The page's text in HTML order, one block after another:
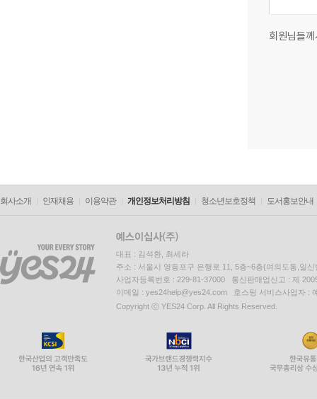
회원님들
회사소개 인재채용 이용약관 개인정보처리방침 청소년보호정책 도서홍보안내
대표 : 김석환, 최세라
주소 : 서울시 영등포구 은행로 11, 5층~6층(여의도동,일신
사업자등록번호 : 229-81-37000 통신판매업신고 : 제
이메일 : yes24help@yes24.com 호스팅 서비스사업자 :
Copyright ⓒ YES24 Corp. All Rights Reserved.